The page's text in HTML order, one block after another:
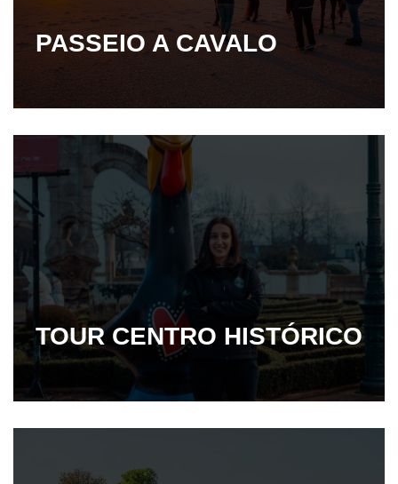
PASSEIO A CAVALO
TOUR CENTRO HISTÓRICO